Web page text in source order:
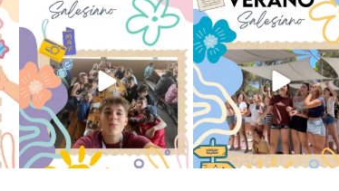
viviendo la alegría en el
campamento Caravio...
91 2
Que bonito todo lo que han
en el campamento...
251 2